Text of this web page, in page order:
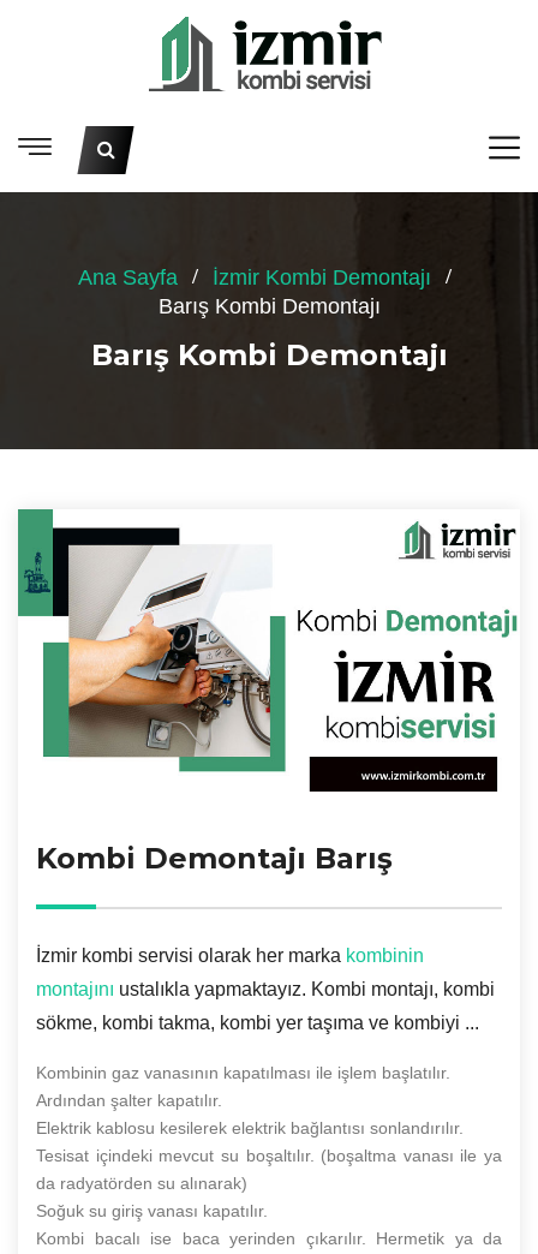
Ana Sayfa
İzmir Kombi Demontajı
Barış Kombi Demontajı
Barış Kombi Demontajı
Kombi Demontajı Barış
İzmir kombi servisi olarak her marka kombinin
montajını ustalıkla yapmaktayız. Kombi montajı, kombi
sökme, kombi takma, kombi yer taşıma ve kombiyi ...
Kombinin gaz vanasının kapatılması ile işlem başlatılır.
Ardından şalter kapatılır.
Elektrik kablosu kesilerek elektrik bağlantısı sonlandırılır.
Tesisat içindeki mevcut su boşaltılır. (boşaltma vanası ile ya
da radyatörden su alınarak)
Soğuk su giriş vanası kapatılır.
Kombi bacalı ise baca yerinden çıkarılır. Hermetik ya da